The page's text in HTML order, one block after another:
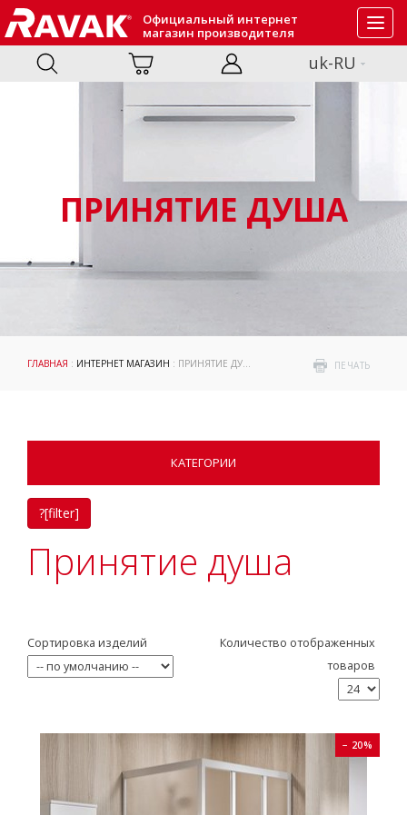
Официальный интернет
магазин производителя
uk-RU
ПРИНЯТИЕ ДУША
ПЕЧАТЬ
ГЛАВНАЯ : ИНТЕРНЕТ МАГАЗИН : ПРИНЯТИЕ ДУША
КАТЕГОРИИ
?[filter]
Принятие душа
Сортировка изделий
Количество отображенных
товаров
− 20%